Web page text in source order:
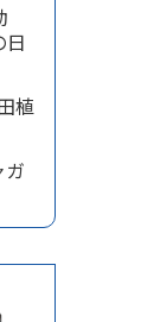
日
植
ガ